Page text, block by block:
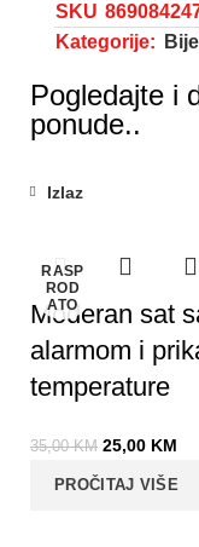
SKU
Kategorije:
Pogledajte i
ponude..
RASP
ROD
ATO
Izlaz
Moderan sat
alarmom i
temperature
35,00KM 25,00 KM
PROČITAJ VIŠE